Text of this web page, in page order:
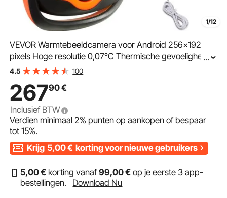
1/12
VEVOR Warmtebeeldcamera voor Android 256x192
pixels Hoge resolutie 0,07°C Thermische gevoeligheid
Temperatuurbereik van -20℃ tot 550℃
HVAC Loodgieterswerk etc.
...
4.5 100
26790€
Inclusief BTW
Verdien minimaal2% punten op aankopen of bespaar
tot15%.
Krijg 5,00€ korting voor nieuwe gebruikers
5,00€ korting vanaf99,00€ op je eerste 3 app-
bestellingen.
Download Nu